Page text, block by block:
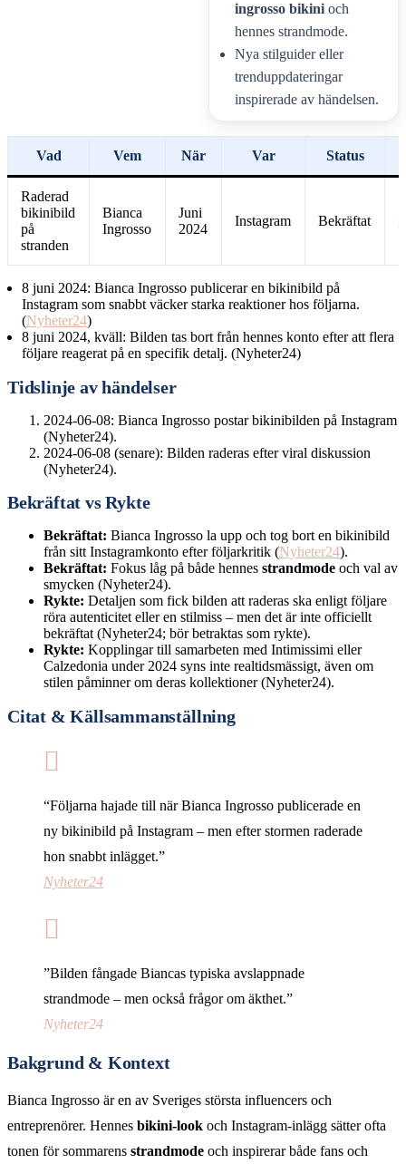
ingrosso bikini och
hennes strandmode.
Nya stilguider eller
trenduppdateringar
inspirerade av händelsen.
Vad Vem När Var Status
Raderad
bikinibild
på
stranden
Bianca
Ingrosso
Juni
2024
Instagram Bekräftat
8 juni 2024: Bianca Ingrosso publicerar en bikinibild på
Instagram som snabbt väcker starka reaktioner hos följarna.
(Nyheter24)
8 juni 2024, kväll: Bilden tas bort från hennes konto efter att flera
följare reagerat på en specifik detalj. (Nyheter24)
Tidslinje av händelser
2024-06-08: Bianca Ingrosso postar bikinibilden på Instagram
(Nyheter24).
2024-06-08 (senare): Bilden raderas efter viral diskussion
(Nyheter24).
Bekräftat vs Rykte
Bekräftat: Bianca Ingrosso la upp och tog bort en bikinibild
från sitt Instagramkonto efter följarkritik (Nyheter24).
Bekräftat: Fokus låg på både hennes strandmode och val av
smycken (Nyheter24).
Rykte: Detaljen som fick bilden att raderas ska enligt följare
röra autenticitet eller en stilmiss – men det är inte officiellt
bekräftat (Nyheter24; bör betraktas som rykte).
Rykte: Kopplingar till samarbeten med Intimissimi eller
Calzedonia under 2024 syns inte realtidsmässigt, även om
stilen påminner om deras kollektioner (Nyheter24).
Citat & Källsammanställning
“Följarna hajade till när Bianca Ingrosso publicerade en
ny bikinibild på Instagram – men efter stormen raderade
hon snabbt inlägget.”
Nyheter24
”Bilden fångade Biancas typiska avslappnade
strandmode – men också frågor om äkthet.”
Nyheter24
Bakgrund & Kontext
Bianca Ingrosso är en av Sveriges största influencers och
entreprenörer. Hennes bikini-look och Instagram-inlägg sätter ofta
tonen för sommarens strandmode och inspirerar både fans och